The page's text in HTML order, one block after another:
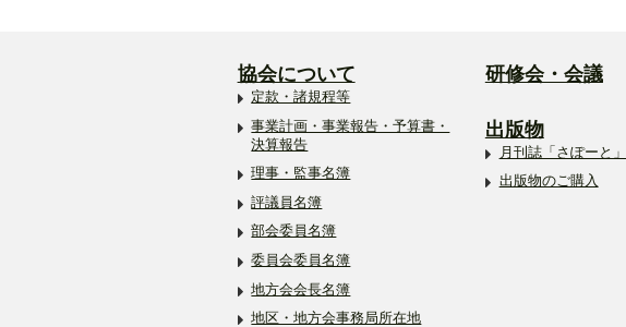
協会について
定款・諸規程等
事業計画・事業報告・予算書・
決算報告
理事・監事名簿
評議員名簿
部会委員名簿
委員会委員名簿
地方会会長名簿
地区・地方会事務局所在地
研修会・会議
出版物
月刊誌「さぽーと」
出版物のご購入